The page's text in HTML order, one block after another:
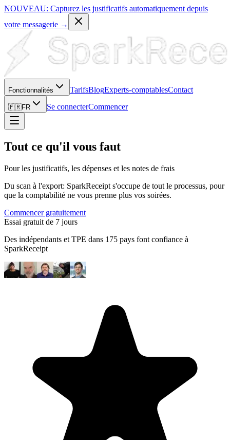
NOUVEAU: Capturez les justificatifs automatiquement depuis
votre messagerie →
Fonctionnalités TarifsBlogExperts-comptablesContact
🇫🇷FR Se connecterCommencer
Tout ce qu'il vous faut
Pour les justificatifs, les dépenses et les notes de frais
Du scan à l'export: SparkReceipt s'occupe de tout le processus, pour
que la comptabilité ne vous prenne plus vos soirées.
Commencer gratuitement
Essai gratuit de 7 jours
Des indépendants et TPE dans 175 pays font confiance à
SparkReceipt